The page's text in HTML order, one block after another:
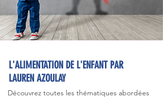
L'ALIMENTATION DE L'ENFANT PAR
LAUREN AZOULAY
Découvrez toutes les thématiques abordées